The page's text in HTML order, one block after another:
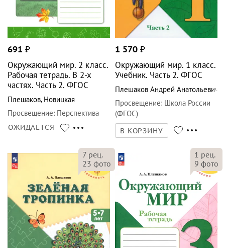
691 ₽
Окружающий мир. 2 класс.
Рабочая тетрадь. В 2-х
частях. Часть 2. ФГОС
Плешаков, Новицкая
Просвещение: Перспектива
ОЖИДАЕТСЯ
1 570 ₽
Окружающий мир. 1 класс.
Учебник. Часть 2. ФГОС
Плешаков Андрей Анатольевич
Просвещение: Школа России
(ФГОС)
В КОРЗИНУ
7 рец.
23 фото
1 рец.
9 фото